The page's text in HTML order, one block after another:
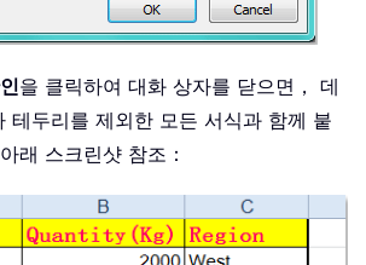
을 클릭하여 대화 상자를 닫으면， 데
테두리를 제외한 모든 서식과 함께 붙
래 스크린샷 참조：